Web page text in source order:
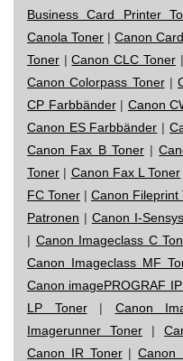
Business Card Printer
Canola Toner |Canon
Toner |Canon CLC Toner
Canon Colorpass Toner|
CP Farbbänder| Canon
Canon ES Farbbänder |
Canon Fax B Toner|
Toner | Canon Fax L Toner
FC Toner | Canon Fileprint
Patronen | Canon I-
| Canon Imageclass C
Canon Imageclass MF
Canon imagePROGRAF
LP Toner| Canon
Imagerunner Toner |
Canon IR Toner|Canon